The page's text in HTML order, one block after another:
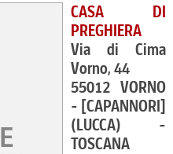
CASA DI
PREGHIERA
Via di Cima
Vorno, 44
55012 VORNO
- [CAPANNORI]
(LUCCA) -
TOSCANA